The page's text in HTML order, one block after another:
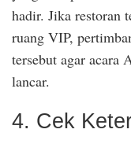
hadir. Jika restoran
ruang VIP,
tersebut agar acara
lancar.
4. Cek